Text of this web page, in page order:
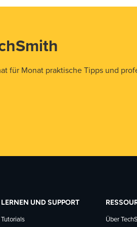
für Monat praktische Tipps und
LERNEN UND SUPPORT
Tutorials Über